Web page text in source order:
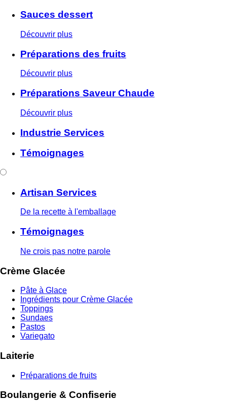
Sauces dessert
Découvrir plus
Préparations des fruits
Découvrir plus
Préparations Saveur Chaude
Découvrir plus
Industrie Services
Témoignages
Artisan Services
De la recette à l'emballage
Témoignages
Ne crois pas notre parole
Crème Glacée
Pâte à Glace
Ingrédients pour Crème Glacée
Toppings
Sundaes
Pastos
Variegato
Laiterie
Préparations de fruits
Boulangerie & Confiserie